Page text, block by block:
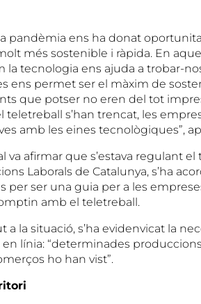
pandèmia ens ha donat
més sostenible i ràpida. En
la tecnologia ens ajuda a trobar-
ens permet ser el màxim de
que potser no eren del tot
teletreball s’han trencat, les
amb les eines tecnològiques”,
va afirmar que s’estava regulant
Laborals de Catalunya, s’ha
per ser una guia per a les
amb el teletreball.
la situació, s’ha evidenvicat la
línia: “determinades
ho han vist”.